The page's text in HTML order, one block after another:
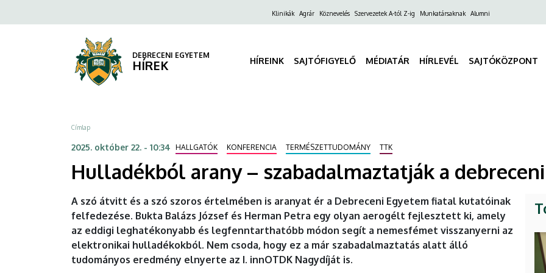
szabadalmaztatják
debreceni
hallgató
innovációját
DEBRECENI
EGYETEM
a
FelsőKlinikák Agrár Köznevelés Szervezetek A-tól Z-ig Munkatársaknak Alumni
DEBRECENI EGYETEM
HÍREK HÍREINK SAJTÓFIGYELŐ MÉDIATÁR HÍRLEVÉL SAJTÓKÖZPONT
Morzsa
Címlap
2025. október 22. - 10:34 HALLGATÓK KONFERENCIA TERMÉSZETTUDOMÁNY TTK
Hulladékból arany – szabadalmaztatják a
A szó átvitt és a szó szoros értelmében is aranyat ér a Debreceni Egyetem fiatal kutatóinak
felfedezése. Bukta Balázs József és Herman Petra egy olyan aerogélt fejlesztett ki, amely
az eddigi leghatékonyabb és legfenntarthatóbb módon segít a nemesfémet visszanyerni az
elektronikai hulladékokból. Nem csoda, hogy ez a már szabadalmaztatás alatt álló
tudományos eredmény elnyerte az I. innOTDK Nagydíját is.